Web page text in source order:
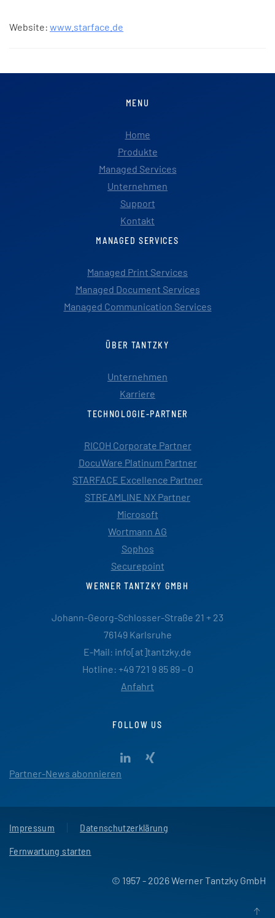
Website: www.starface.de
MENU
Home
Produkte
Managed Services
Unternehmen
Support
Kontakt
MANAGED SERVICES
Managed Print Services
Managed Document Services
Managed Communication Services
ÜBER TANTZKY
Unternehmen
Karriere
TECHNOLOGIE-PARTNER
RICOH Corporate Partner
DocuWare Platinum Partner
STARFACE Excellence Partner
STREAMLINE NX Partner
Microsoft
Wortmann AG
Sophos
Securepoint
WERNER TANTZKY GMBH
Johann-Georg-Schlosser-Straße 21 + 23
76149 Karlsruhe
E-Mail: info[at]tantzky.de
Hotline: +49 721 9 85 89 – 0
Anfahrt
FOLLOW US
Partner-News abonnieren
Impressum
Datenschutzerklärung
Fernwartung starten
© 1957 - 2026 Werner Tantzky GmbH